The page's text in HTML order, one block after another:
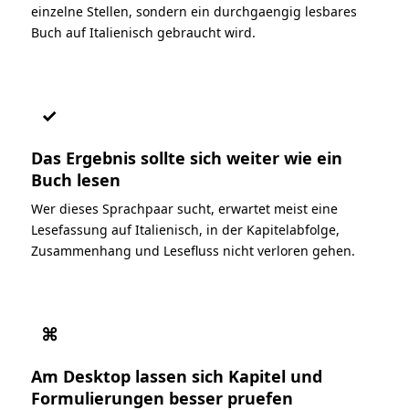
einzelne Stellen, sondern ein durchgaengig lesbares
Buch auf Italienisch gebraucht wird.
✓
Das Ergebnis sollte sich weiter wie ein
Buch lesen
Wer dieses Sprachpaar sucht, erwartet meist eine
Lesefassung auf Italienisch, in der Kapitelabfolge,
Zusammenhang und Lesefluss nicht verloren gehen.
⌘
Am Desktop lassen sich Kapitel und
Formulierungen besser pruefen